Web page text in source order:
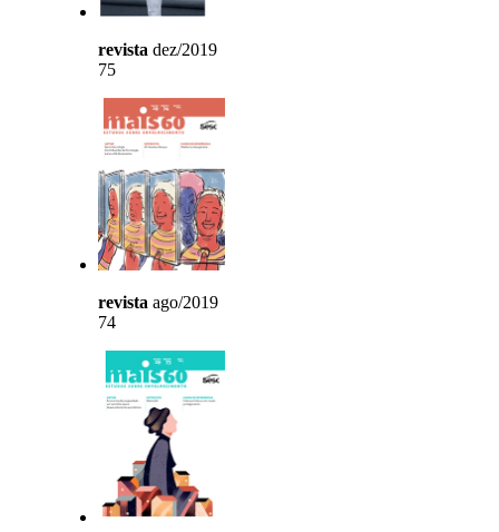
revista dez/2019
75
revista ago/2019
74